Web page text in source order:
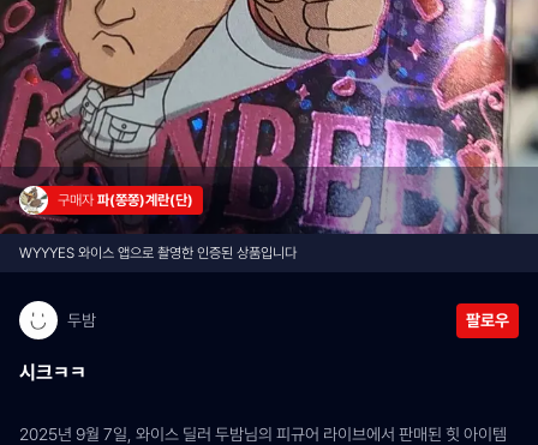
구매자 파(쫑쫑)계란(단)
WYYYES 와이스 앱으로 촬영한 인증된 상품입니다
두밤 팔로우
시크ㅋㅋ
2025년 9월 7일, 와이스 딜러 두밤님의 피규어 라이브에서 판매된 힛 아이템